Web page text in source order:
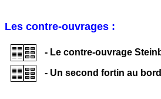
Les contre-ouvrages :
- Le contre-ouvrage
- Un second fortin au